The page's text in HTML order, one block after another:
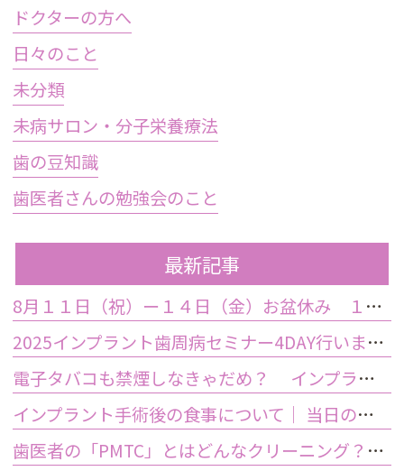
ドクターの方へ
日々のこと
未分類
未病サロン・分子栄養療法
歯の豆知識
歯医者さんの勉強会のこと
最新記事
8月１１日（祝）ー１４日（金）お盆休み １５日土曜日から診療しております
2025インプラント歯周病セミナー4DAY行いました
電子タバコも禁煙しなきゃだめ？ インプラント手術前後の喫煙が及ぼす影響とは？
インプラント手術後の食事について｜ 当日の注意点・いつから普通の食事ができる？
歯医者の「PMTC」とはどんなクリーニング？スケーリングとは何が違うの？